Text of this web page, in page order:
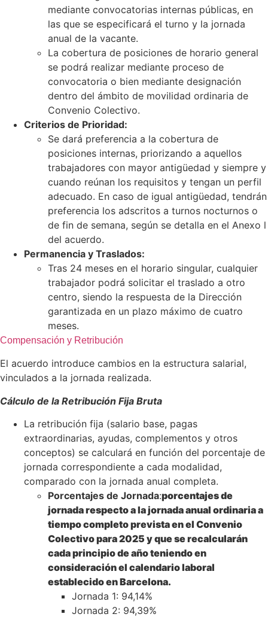
mediante convocatorias internas públicas, en
las que se especificará el turno y la jornada
anual de la vacante.
La cobertura de posiciones de horario general
se podrá realizar mediante proceso de
convocatoria o bien mediante designación
dentro del ámbito de movilidad ordinaria de
Convenio Colectivo.
Criterios de Prioridad:
Se dará preferencia a la cobertura de
posiciones internas, priorizando a aquellos
trabajadores con mayor antigüedad y siempre y
cuando reúnan los requisitos y tengan un perfil
adecuado. En caso de igual antigüedad, tendrán
preferencia los adscritos a turnos nocturnos o
de fin de semana, según se detalla en el Anexo l
del acuerdo.
Permanencia y Traslados:
Tras 24 meses en el horario singular, cualquier
trabajador podrá solicitar el traslado a otro
centro, siendo la respuesta de la Dirección
garantizada en un plazo máximo de cuatro
meses.
Compensación y Retribución
El acuerdo introduce cambios en la estructura salarial,
vinculados a la jornada realizada.
Cálculo de la Retribución Fija Bruta
La retribución fija (salario base, pagas
extraordinarias, ayudas, complementos y otros
conceptos) se calculará en función del porcentaje de
jornada correspondiente a cada modalidad,
comparado con la jornada anual completa.
Porcentajes de Jornada:porcentajes de
jornada respecto a la jornada anual ordinaria a
tiempo completo prevista en el Convenio
Colectivo para 2025 y que se recalcularán
cada principio de año teniendo en
consideración el calendario laboral
establecido en Barcelona.
Jornada 1: 94,14%
Jornada 2: 94,39%